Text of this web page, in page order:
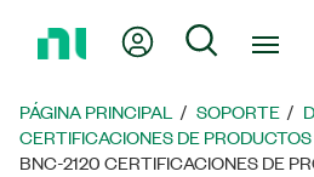
página
principal
Mi cuentaBúsqueda
PÁGINA PRINCIPAL SOPORTE
CERTIFICACIONES DE PRODUCTOS
BNC-2120 CERTIFICACIONES DE